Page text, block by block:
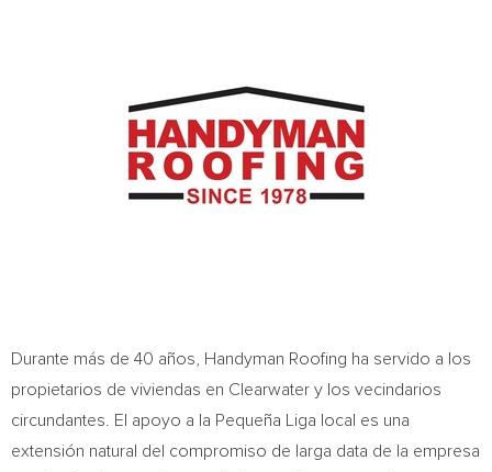
Durante más de 40 años, Handyman Roofing ha servido a los
propietarios de viviendas en Clearwater y los vecindarios
circundantes. El apoyo a la Pequeña Liga local es una
extensión natural del compromiso de larga data de la empresa